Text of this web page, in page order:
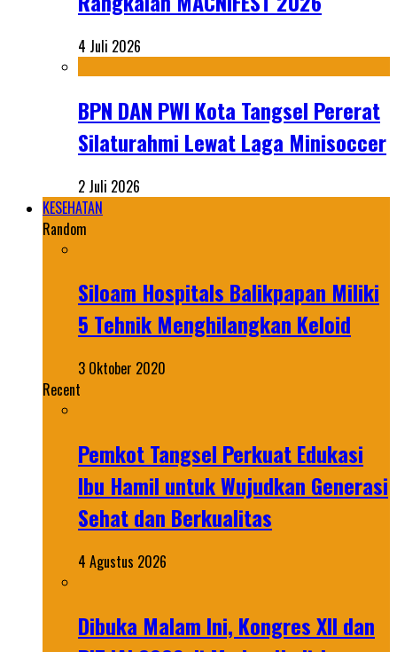
4 Juli 2026
BPN DAN PWI Kota Tangsel Pererat
Silaturahmi Lewat Laga Minisoccer
2 Juli 2026
KESEHATAN
Random
Siloam Hospitals Balikpapan Miliki
5 Tehnik Menghilangkan Keloid
3 Oktober 2020
Recent
Pemkot Tangsel Perkuat Edukasi
Ibu Hamil untuk Wujudkan Generasi
Sehat dan Berkualitas
4 Agustus 2026
Dibuka Malam Ini, Kongres XII dan